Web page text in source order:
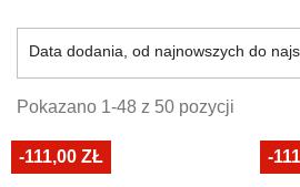
Data dodania, od najnowszych do
Pokazano 1-48 z 50 pozycji
-111,00 ZŁ -